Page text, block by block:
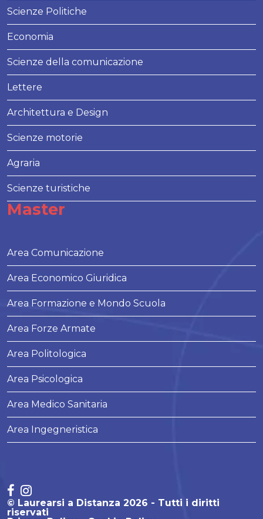
Scienze Politiche
Economia
Scienze della comunicazione
Lettere
Architettura e Design
Scienze motorie
Agraria
Scienze turistiche
Master
Area Comunicazione
Area Economico Giuridica
Area Formazione e Mondo Scuola
Area Forze Armate
Area Politologica
Area Psicologica
Area Medico Sanitaria
Area Ingegneristica
© Laurearsi a Distanza 2026 - Tutti i diritti
riservati